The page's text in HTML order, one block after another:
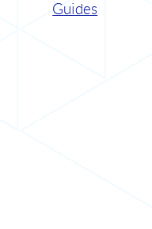
Guides